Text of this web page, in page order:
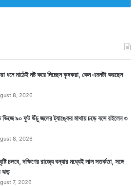
ধনে মাঠেই নষ্ট করে দিচ্ছেন কৃষকরা, কেন এমনটা করছেন
8, 2026
ভিজে ৯০ ফুট উঁচু জলের ট্যাঙ্কের মাথায় চড়ে বসে রইলেন ৩
8, 2026
চলবে, দক্ষিণের রাজ্যে বন্যার মধ্যেই লাল সতর্কতা, সঙ্গে
ঝড়
7, 2026